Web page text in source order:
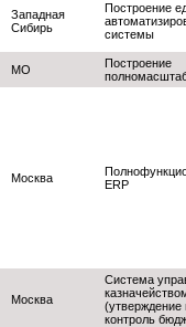
Западная
Сибирь
Построение
системы
МО
Построение
Москва
ERP
Москва
Система
(утверждение
контроль